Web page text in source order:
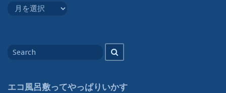
ペ
ボ
for
エコ風呂敷ってやっぱりいかす